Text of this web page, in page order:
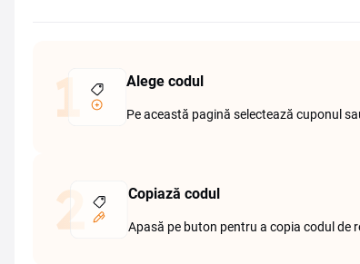
Alege codul
Pe această pagină selectează cuponul
Copiază codul
Apasă pe buton pentru a copia codul de